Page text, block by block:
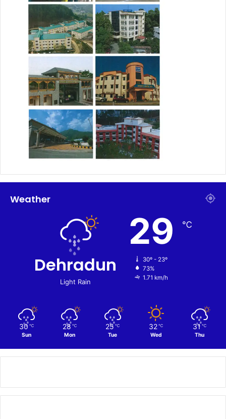
Weather
Dehradun
Light Rain
29 ℃
30º - 23º
73%
1.71 km/h
30 ℃
Sun
28 ℃
Mon
25 ℃
Tue
32 ℃
Wed
31 ℃
Thu